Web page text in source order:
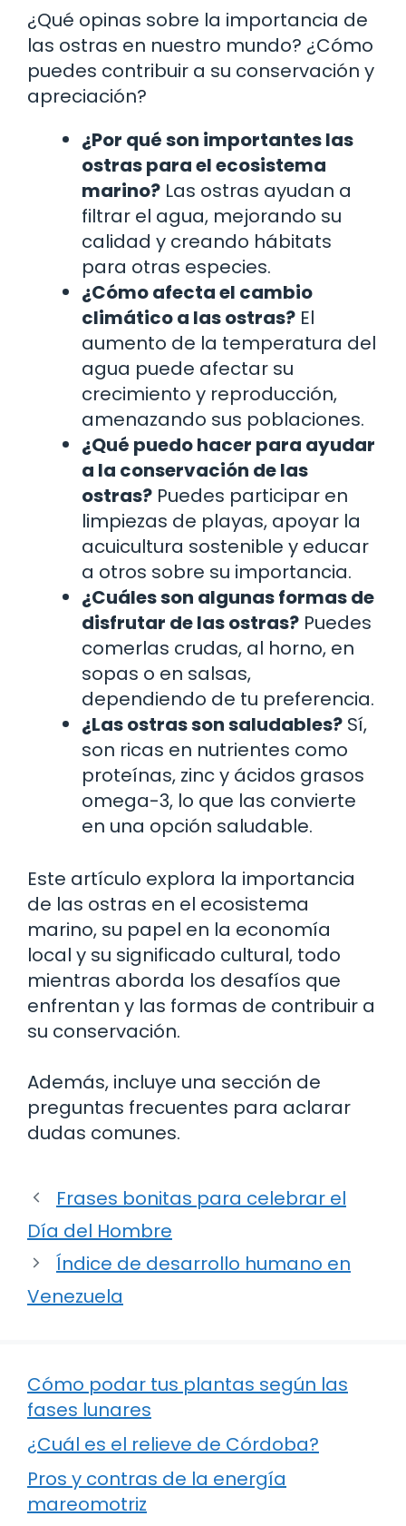
¿Qué opinas sobre la importancia de
las ostras en nuestro mundo? ¿Cómo
puedes contribuir a su conservación y
apreciación?
¿Por qué son importantes las
ostras para el ecosistema
marino? Las ostras ayudan a
filtrar el agua, mejorando su
calidad y creando hábitats
para otras especies.
¿Cómo afecta el cambio
climático a las ostras? El
aumento de la temperatura del
agua puede afectar su
crecimiento y reproducción,
amenazando sus poblaciones.
¿Qué puedo hacer para ayudar
a la conservación de las
ostras? Puedes participar en
limpiezas de playas, apoyar la
acuicultura sostenible y educar
a otros sobre su importancia.
¿Cuáles son algunas formas de
disfrutar de las ostras? Puedes
comerlas crudas, al horno, en
sopas o en salsas,
dependiendo de tu preferencia.
¿Las ostras son saludables? Sí,
son ricas en nutrientes como
proteínas, zinc y ácidos grasos
omega-3, lo que las convierte
en una opción saludable.
Este artículo explora la importancia
de las ostras en el ecosistema
marino, su papel en la economía
local y su significado cultural, todo
mientras aborda los desafíos que
enfrentan y las formas de contribuir a
su conservación.
Además, incluye una sección de
preguntas frecuentes para aclarar
dudas comunes.
Frases bonitas para celebrar el
Día del Hombre
Índice de desarrollo humano en
Venezuela
Cómo podar tus plantas según las
fases lunares
¿Cuál es el relieve de Córdoba?
Pros y contras de la energía
mareomotriz